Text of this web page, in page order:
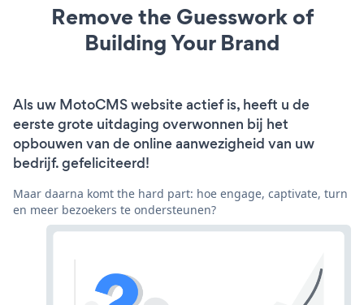
Remove the Guesswork of
Building Your Brand
Als uw MotoCMS website actief is, heeft u de
eerste grote uitdaging overwonnen bij het
opbouwen van de online aanwezigheid van uw
bedrijf. gefeliciteerd!
Maar daarna komt the hard part: hoe engage, captivate, turn
en meer bezoekers te ondersteunen?